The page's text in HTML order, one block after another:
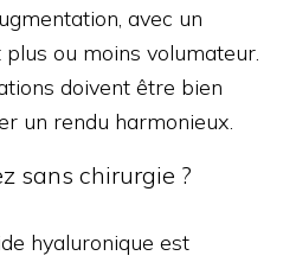
avec un
ou moins volumateur.
doivent être bien
un rendu harmonieux.
sans chirurgie ?
hyaluronique est